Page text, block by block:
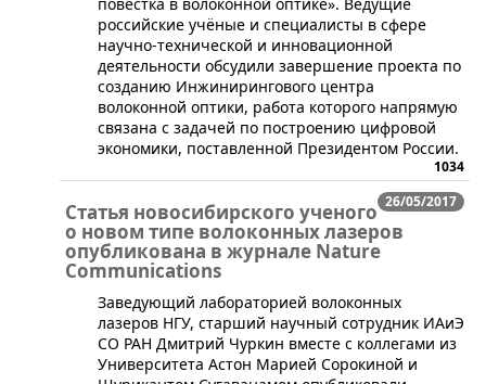
российские учёные и специалисты в сфере
научно-технической и инновационной
деятельности обсудили завершение проекта по
созданию Инжинирингового центра
волоконной оптики, работа которого напрямую
связана с задачей по построению цифровой
экономики, поставленной Президентом России.
1034
26/05/2017
Статья новосибирского ученого
о новом типе волоконных лазеров
опубликована в журнале Nature
Communications
​​Заведующий лабораторией волоконных
лазеров НГУ, старший научный сотрудник ИАиЭ
СО РАН Дмитрий Чуркин вместе с коллегами из
Университета Астон Марией Сорокиной и